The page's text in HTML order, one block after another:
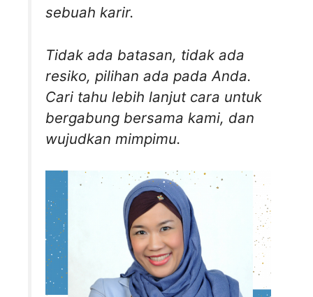
sebuah karir.
Tidak ada batasan, tidak ada
resiko, pilihan ada pada Anda.
Cari tahu lebih lanjut cara untuk
bergabung bersama kami, dan
wujudkan mimpimu.